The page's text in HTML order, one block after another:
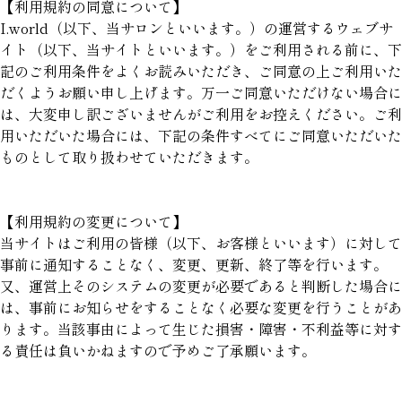
【利用規約の同意について】
I.world（以下、当サロンといいます。）の運営するウェブサ
イト（以下、当サイトといいます。）をご利用される前に、下
記のご利用条件をよくお読みいただき、ご同意の上ご利用いた
だくようお願い申し上げます。万一ご同意いただけない場合に
は、大変申し訳ございませんがご利用をお控えください。ご利
用いただいた場合には、下記の条件すべてにご同意いただいた
ものとして取り扱わせていただきます。
【利用規約の変更について】
当サイトはご利用の皆様（以下、お客様といいます）に対して
事前に通知することなく、変更、更新、終了等を行います。
又、運営上そのシステムの変更が必要であると判断した場合に
は、事前にお知らせをすることなく必要な変更を行うことがあ
ります。当該事由によって生じた損害・障害・不利益等に対す
る責任は負いかねますので予めご了承願います。